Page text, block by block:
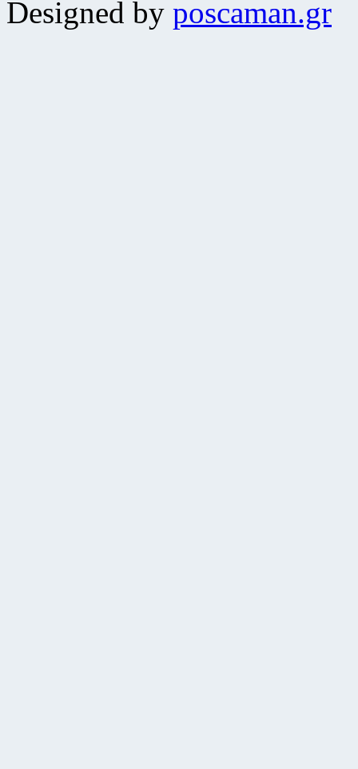
Designed by poscaman.gr